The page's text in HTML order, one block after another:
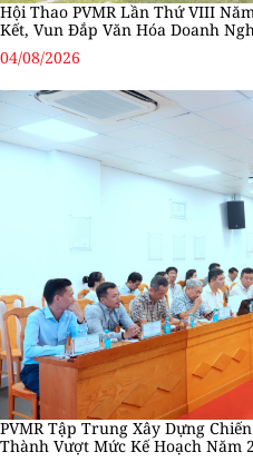
Hội Thao PVMR Lần Thứ VIII
Kết, Vun Đắp Văn Hóa Doanh
04/08/2026
PVMR Tập Trung Xây Dựng
Thành Vượt Mức Kế Hoạch Năm